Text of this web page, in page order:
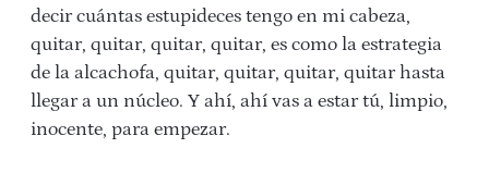
decir cuántas estupideces tengo en mi cabeza,
quitar, quitar, quitar, quitar, es como la estrategia
de la alcachofa, quitar, quitar, quitar, quitar hasta
llegar a un núcleo. Y ahí, ahí vas a estar tú, limpio,
inocente, para empezar.